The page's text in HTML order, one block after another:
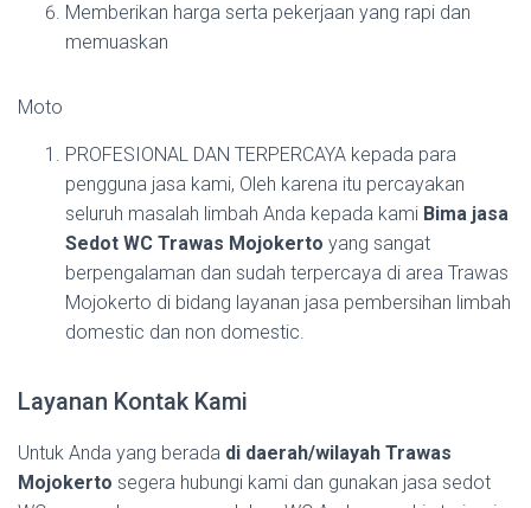
Memberikan harga serta pekerjaan yang rapi dan
memuaskan
Moto
PROFESIONAL DAN TERPERCAYA kepada para
pengguna jasa kami, Oleh karena itu percayakan
seluruh masalah limbah Anda kepada kami Bima jasa
Sedot WC Trawas Mojokerto yang sangat
berpengalaman dan sudah terpercaya di area Trawas
Mojokerto di bidang layanan jasa pembersihan limbah
domestic dan non domestic.
Layanan Kontak Kami
Untuk Anda yang berada di daerah/wilayah Trawas
Mojokerto segera hubungi kami dan gunakan jasa sedot